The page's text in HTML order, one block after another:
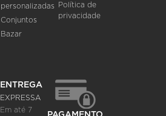
personalizadas
Conjuntos
Bazar
Política de
privacidade
ENTREGA
EXPRESSA
Em até 7